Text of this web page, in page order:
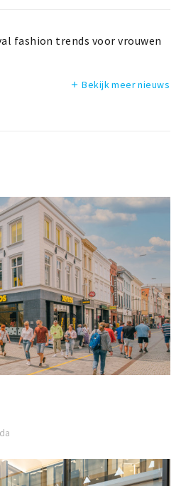
fashion trends voor vrouwen
add Bekijk meer nieuws